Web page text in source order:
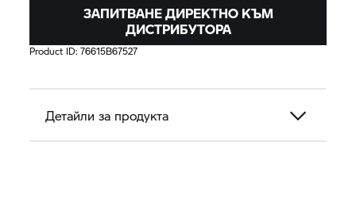
ЗАПИТВАНЕ ДИРЕКТНО КЪМ
ДИСТРИБУТОРА
Product ID:76615B67527
Детайли за продукта